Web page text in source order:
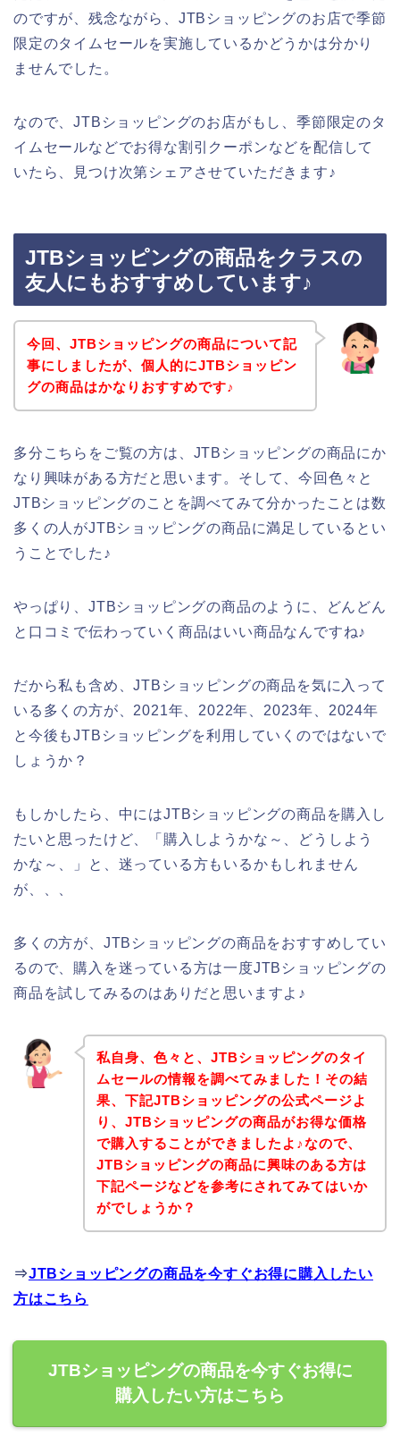
のですが、残念ながら、JTBショッピングのお店で季節
限定のタイムセールを実施しているかどうかは分かり
ませんでした。
なので、JTBショッピングのお店がもし、季節限定のタ
イムセールなどでお得な割引クーポンなどを配信して
いたら、見つけ次第シェアさせていただきます♪
JTBショッピングの商品をクラスの
友人にもおすすめしています♪
今回、JTBショッピングの商品について記
事にしましたが、個人的にJTBショッピン
グの商品はかなりおすすめです♪
多分こちらをご覧の方は、JTBショッピングの商品にか
なり興味がある方だと思います。そして、今回色々と
JTBショッピングのことを調べてみて分かったことは数
多くの人がJTBショッピングの商品に満足しているとい
うことでした♪
やっぱり、JTBショッピングの商品のように、どんどん
と口コミで伝わっていく商品はいい商品なんですね♪
だから私も含め、JTBショッピングの商品を気に入って
いる多くの方が、2021年、2022年、2023年、2024年
と今後もJTBショッピングを利用していくのではないで
しょうか？
もしかしたら、中にはJTBショッピングの商品を購入し
たいと思ったけど、「購入しようかな～、どうしよう
かな～、」と、迷っている方もいるかもしれません
が、、、
多くの方が、JTBショッピングの商品をおすすめしてい
るので、購入を迷っている方は一度JTBショッピングの
商品を試してみるのはありだと思いますよ♪
私自身、色々と、JTBショッピングのタイ
ムセールの情報を調べてみました！その結
果、下記JTBショッピングの公式ページよ
り、JTBショッピングの商品がお得な価格
で購入することができましたよ♪なので、
JTBショッピングの商品に興味のある方は
下記ページなどを参考にされてみてはいか
がでしょうか？
⇒JTBショッピングの商品を今すぐお得に購入したい
方はこちら
JTBショッピングの商品を今すぐお得に
購入したい方はこちら